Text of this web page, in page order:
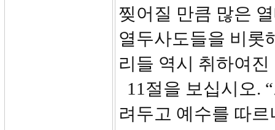
찢어질 만큼 많은
열두사도들을 비롯
리들 역시 취하여
11절을 보십시오.
려두고 예수를 따